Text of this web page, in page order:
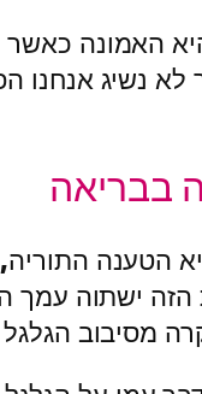
האמונה כאשר
לא נשיג
בבריאה
הטענה
ישתוה עמך
מסיבוב